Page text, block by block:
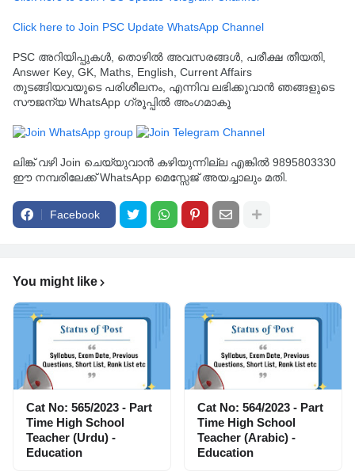
Click here to Join PSC Update WhatsApp Channel
PSC അറിയിപ്പുകൾ, തൊഴിൽ അവസരങ്ങൾ, പരീക്ഷ തീയതി,
Answer Key, GK, Maths, English, Current Affairs
തുടങ്ങിയവയുടെ പരിശീലനം, എന്നിവ ലഭിക്കുവാൻ ഞങ്ങളുടെ
സൗജന്യ WhatsApp ഗ്രൂപ്പിൽ അംഗമാകൂ
ലിങ്ക് വഴി Join ചെയ്യുവാൻ കഴിയുന്നില്ല എങ്കിൽ 9895803330
ഈ നമ്പരിലേക്ക് WhatsApp മെസ്സേജ് അയച്ചാലും മതി.
Facebook
You might like
Cat No: 565/2023 - Part
Time High School
Teacher (Urdu) -
Education
Cat No: 564/2023 - Part
Time High School
Teacher (Arabic) -
Education